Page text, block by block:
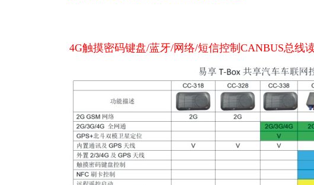
4G触摸密码键盘/蓝牙/网络/短信控制 CANBUS总线